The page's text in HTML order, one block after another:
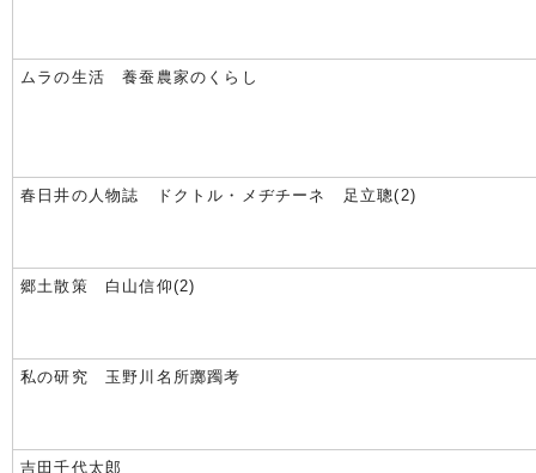
ムラの生活 養蚕農家のくらし
春日井の人物誌 ドクトル・メヂチーネ 足立聰(2)
郷土散策 白山信仰(2)
私の研究 玉野川名所躑躅考
吉田千代太郎